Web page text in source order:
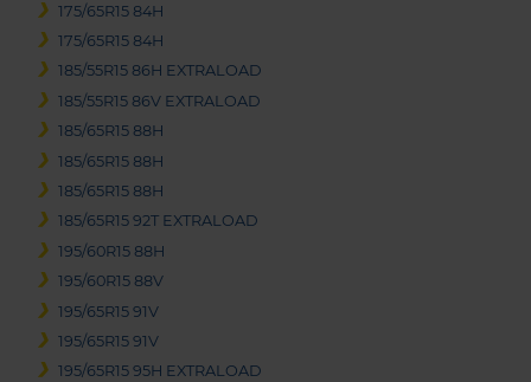
175/65R15 84H
175/65R15 84H
185/55R15 86H EXTRALOAD
185/55R15 86V EXTRALOAD
185/65R15 88H
185/65R15 88H
185/65R15 88H
185/65R15 92T EXTRALOAD
195/60R15 88H
195/60R15 88V
195/65R15 91V
195/65R15 91V
195/65R15 95H EXTRALOAD